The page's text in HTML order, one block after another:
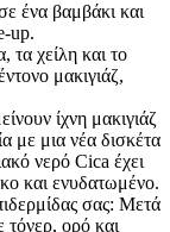
ένα βαμβάκι και
up.
τα χείλη και το
μακιγιάζ,
ίχνη μακιγιάζ
με μια νέα δισκέτα
νερό Cica έχει
​​και ενυδατωμένο.
σας: Μετά
τόνερ, ορό και